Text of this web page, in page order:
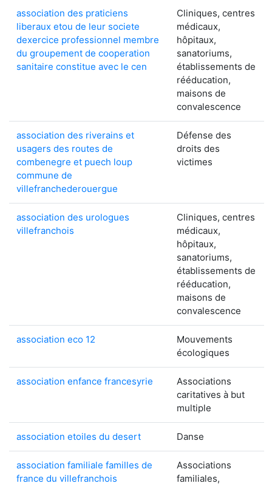
association des praticiens
liberaux etou de leur societe
dexercice professionnel membre
du groupement de cooperation
sanitaire constitue avec le cen
Cliniques, centres
médicaux,
hôpitaux,
sanatoriums,
établissements de
rééducation,
maisons de
convalescence
association des riverains et
usagers des routes de
combenegre et puech loup
commune de
villefranchederouergue
Défense des
droits des
victimes
association des urologues
villefranchois
Cliniques, centres
médicaux,
hôpitaux,
sanatoriums,
établissements de
rééducation,
maisons de
convalescence
association eco 12
Mouvements
écologiques
association enfance francesyrie
Associations
caritatives à but
multiple
association etoiles du desert Danse
association familiale familles de
france du villefranchois
Associations
familiales,